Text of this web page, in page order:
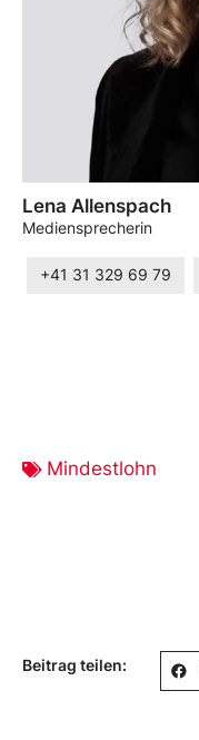
Lena Allenspach
Mediensprecherin
+41 31 329 69 79
Mindestlohn
Beitrag teilen: